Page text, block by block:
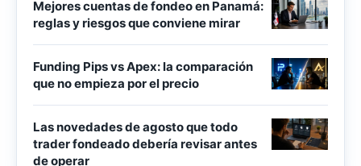
Mejores cuentas de fondeo en Panamá:
reglas y riesgos que conviene mirar
Funding Pips vs Apex: la comparación
que no empieza por el precio
Las novedades de agosto que todo
trader fondeado debería revisar antes
de operar